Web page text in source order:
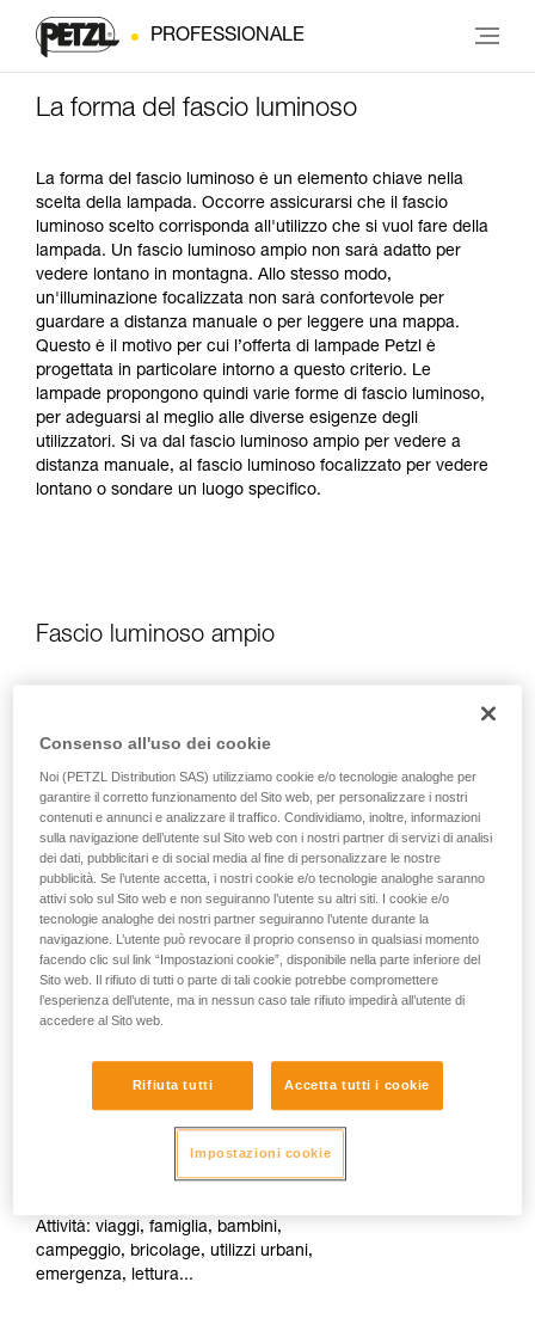
PROFESSIONALE
La forma del fascio luminoso
La forma del fascio luminoso è un elemento chiave nella
scelta della lampada. Occorre assicurarsi che il fascio
luminoso scelto corrisponda all'utilizzo che si vuol fare della
lampada. Un fascio luminoso ampio non sarà adatto per
vedere lontano in montagna. Allo stesso modo,
un'illuminazione focalizzata non sarà confortevole per
guardare a distanza manuale o per leggere una mappa.
Questo è il motivo per cui l’offerta di lampade Petzl è
progettata in particolare intorno a questo criterio. Le
lampade propongono quindi varie forme di fascio luminoso,
per adeguarsi al meglio alle diverse esigenze degli
utilizzatori. Si va dal fascio luminoso ampio per vedere a
distanza manuale, al fascio luminoso focalizzato per vedere
lontano o sondare un luogo specifico.
Fascio luminoso ampio
adatta alle attività statiche o che
Attività: viaggi, famiglia, bambini,
campeggio, bricolage, utilizzi urbani,
emergenza, lettura...
Consenso all'uso dei cookie
Noi (PETZL Distribution SAS) utilizziamo cookie e/o tecnologie analoghe per
garantire il corretto funzionamento del Sito web, per personalizzare i nostri
contenuti e annunci e analizzare il traffico. Condividiamo, inoltre, informazioni
sulla navigazione dell’utente sul Sito web con i nostri partner di servizi di analisi
dei dati, pubblicitari e di social media al fine di personalizzare le nostre
pubblicità. Se l’utente accetta, i nostri cookie e/o tecnologie analoghe saranno
attivi solo sul Sito web e non seguiranno l’utente su altri siti. I cookie e/o
tecnologie analoghe dei nostri partner seguiranno l’utente durante la
navigazione. L’utente può revocare il proprio consenso in qualsiasi momento
facendo clic sul link “Impostazioni cookie”, disponibile nella parte inferiore del
Sito web. Il rifiuto di tutti o parte di tali cookie potrebbe compromettere
l’esperienza dell’utente, ma in nessun caso tale rifiuto impedirà all’utente di
accedere al Sito web.
Rifiuta tutti Accetta tutti i cookie
Impostazioni cookie